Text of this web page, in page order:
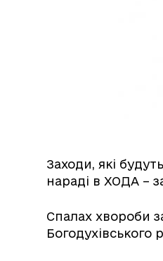
Заходи, які
нараді в ХОДА –
Спалах хвороби